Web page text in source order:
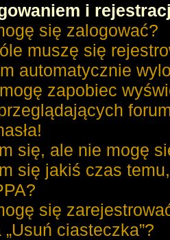
i
się zalogować?
muszę się
automatycznie
zapobiec
się, ale nie mogę
się jakiś czas
się
ciasteczka”?